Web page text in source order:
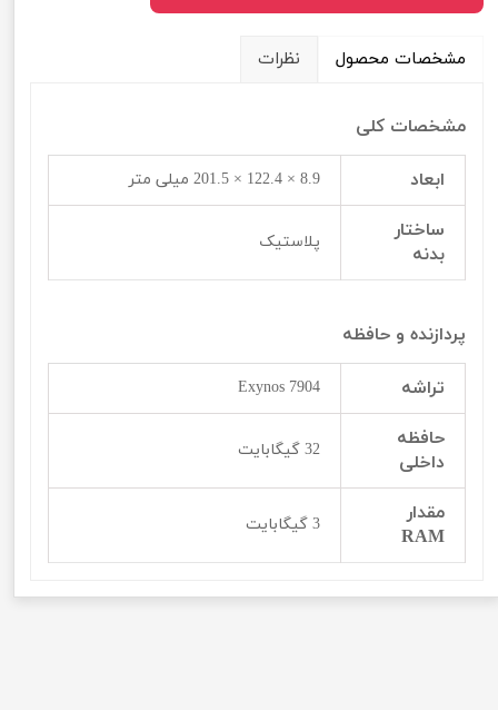
مشخصات محصول نظرات
مشخصات کلی
ابعاد 8.9 × 122.4 × 201.5 میلی متر
ساختار
بدنه
پلاستیک
پردازنده و حافظه
تراشه Exynos 7904
حافظه
داخلی
32 گیگابایت
مقدار
RAM
3 گیگابایت